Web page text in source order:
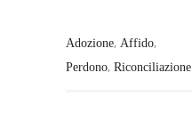
Adozione, Affido,
Perdono, Riconciliazione